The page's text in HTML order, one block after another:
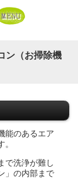
ン（お掃除機
能のあるエア
で洗浄が難し
」の内部まで